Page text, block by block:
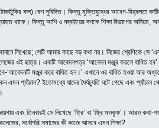
ফল) বেশ সুবিদিত। কিন্তু মুক্তিযুদ্ধের আবেগ-বিহ্বলতা
থাকে। কিন্তু আশি ও নব্বইয়ের দশকে শিক্ষা বিভাগের অনিয়ম,
লিখেছে; সেটি আমার কাছে বড় কথা নয়। নিজের শ্রেণিকে সে
ওই ছাত্র। একটি আবেদনপত্র ‘আবেদন মঞ্জুর করলে বাধিত হব’
মঞ্জুর করে বাধিত হন।’ এখানে ওর বাধিত হওয়া আর
প্যাঁচাল? ইতোমধ্যে যাদের ধৈর্যচ্যুতি ঘটে গেছে এবং প্যাঁচাল
এবং তিনবারই সে লিখেছে ‘ফ্রি’ বা ‘ফ্রি মওকুফ’। আরও কথা-
সর্বোপরি সমাজের কী কাজে আসবে এমন শিক্ষা?